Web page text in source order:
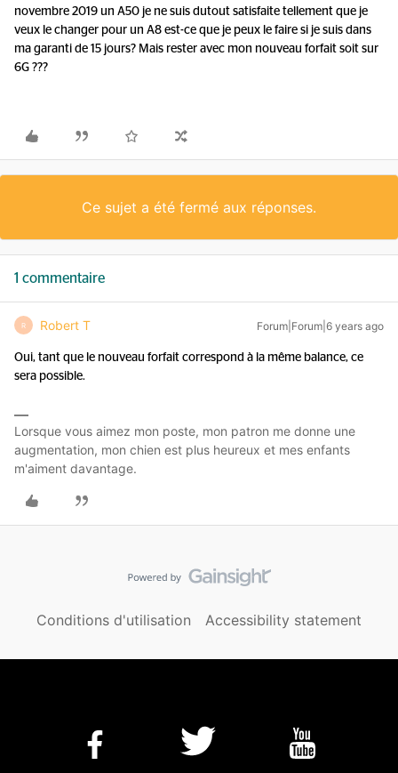
novembre 2019 un A50 je ne suis dutout satisfaite tellement que je
veux le changer pour un A8 est-ce que je peux le faire si je suis dans
ma garanti de 15 jours? Mais rester avec mon nouveau forfait soit sur
6G ???
Ce sujet a été fermé aux réponses.
1 commentaire
R Robert T Forum|Forum|6 years ago
Oui, tant que le nouveau forfait correspond à la même balance, ce
sera possible.
Lorsque vous aimez mon poste, mon patron me donne une
augmentation, mon chien est plus heureux et mes enfants
m'aiment davantage.
Conditions d'utilisation Accessibility statement